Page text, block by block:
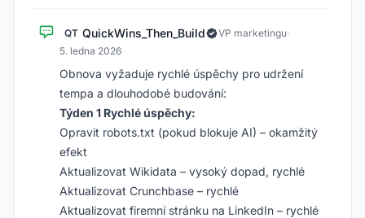
QT QuickWins_Then_Build VP marketingu·
5. ledna 2026
Obnova vyžaduje rychlé úspěchy pro udržení
tempa a dlouhodobé budování:
Týden 1 Rychlé úspěchy:
Opravit robots.txt (pokud blokuje AI) – okamžitý
efekt
Aktualizovat Wikidata – vysoký dopad, rychlé
Aktualizovat Crunchbase – rychlé
Aktualizovat firemní stránku na LinkedIn – rychlé